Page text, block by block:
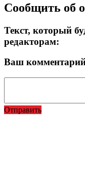
Сообщить об
Текст, который
редакторам:
Ваш комментарий
Отправить